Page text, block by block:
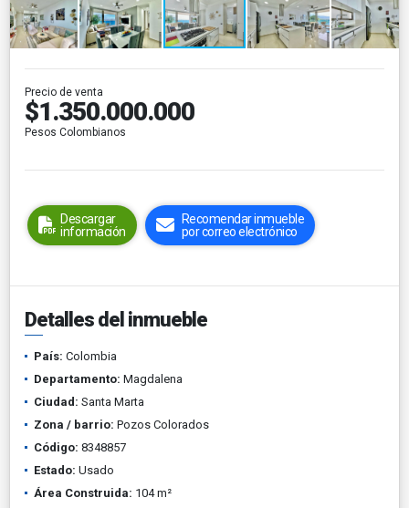
Precio de venta
$1.350.000.000
Pesos Colombianos
Descargar
información
Recomendar inmueble
por correo electrónico
Detalles del inmueble
País: Colombia
Departamento: Magdalena
Ciudad: Santa Marta
Zona / barrio: Pozos Colorados
Código: 8348857
Estado: Usado
Área Construida: 104 m²